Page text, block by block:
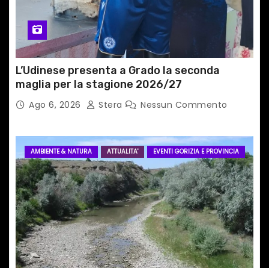
i
L’Udinese presenta a Grado la seconda
maglia per la stagione 2026/27
Ago 6, 2026 Stera Nessun Commento
AMBIENTE & NATURA ATTUALITA' EVENTI GORIZIA E PROVINCIA